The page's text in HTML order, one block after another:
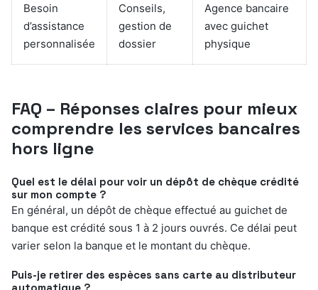
Besoin
d’assistance
personnalisée
Conseils,
gestion de
dossier
Agence bancaire
avec guichet
physique
FAQ – Réponses claires pour mieux
comprendre les services bancaires
hors ligne
Quel est le délai pour voir un dépôt de chèque crédité
sur mon compte ?
En général, un dépôt de chèque effectué au guichet de
banque est crédité sous 1 à 2 jours ouvrés. Ce délai peut
varier selon la banque et le montant du chèque.
Puis-je retirer des espèces sans carte au distributeur